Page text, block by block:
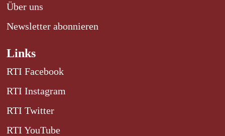
Über uns
Newsletter abonnieren
Links
RTI Facebook
RTI Instagram
RTI Twitter
RTI YouTube